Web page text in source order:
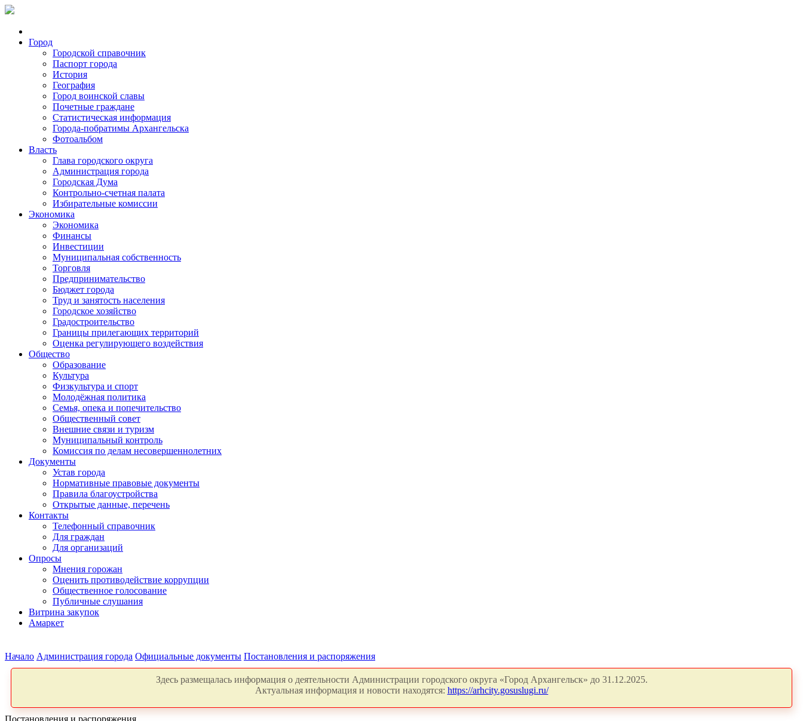
Город
Городской справочник
Паспорт города
История
География
Город воинской славы
Почетные граждане
Статистическая информация
Города-побратимы Архангельска
Фотоальбом
Власть
Глава городского округа
Администрация города
Городская Дума
Контрольно-счетная палата
Избирательные комиссии
Экономика
Экономика
Финансы
Инвестиции
Муниципальная собственность
Торговля
Предпринимательство
Бюджет города
Труд и занятость населения
Городское хозяйство
Градостроительство
Границы прилегающих территорий
Оценка регулирующего воздействия
Общество
Образование
Культура
Физкультура и спорт
Молодёжная политика
Семья, опека и попечительство
Общественный совет
Внешние связи и туризм
Муниципальный контроль
Комиссия по делам несовершеннолетних
Документы
Устав города
Нормативные правовые документы
Правила благоустройства
Открытые данные, перечень
Контакты
Телефонный справочник
Для граждан
Для организаций
Опросы
Мнения горожан
Оценить противодействие коррупции
Общественное голосование
Публичные слушания
Витрина закупок
Амаркет
Начало Администрация города Официальные документы Постановления и распоряжения
Здесь размещалась информация о деятельности Администрации городского округа «Город Архангельск» до 31.12.2025.
Актуальная информация и новости находятся: https://arhcity.gosuslugi.ru/
Постановления и распоряжения